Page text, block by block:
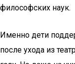
философских наук.
Именно дети
после ухода из